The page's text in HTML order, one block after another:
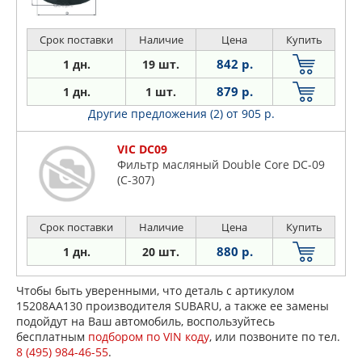
Срок поставки Наличие Цена Купить
1 дн. 19 шт. 842 р.
1 дн. 1 шт. 879 р.
Другие предложения (2) от 905 р.
VIC DC09
Фильтр масляный Double Core DC-09
(C-307)
Срок поставки Наличие Цена Купить
1 дн. 20 шт. 880 р.
Чтобы быть уверенными, что деталь с артикулом
15208AA130 производителя SUBARU, а также ее замены
подойдут на Ваш автомобиль, воспользуйтесь
бесплатным подбором по VIN коду, или позвоните по тел.
8 (495) 984-46-55.